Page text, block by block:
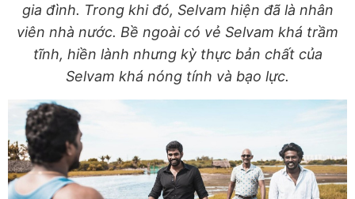
gia đình. Trong khi đó, Selvam hiện đã là nhân
viên nhà nước. Bề ngoài có vẻ Selvam khá trầm
tĩnh, hiền lành nhưng kỳ thực bản chất của
Selvam khá nóng tính và bạo lực.